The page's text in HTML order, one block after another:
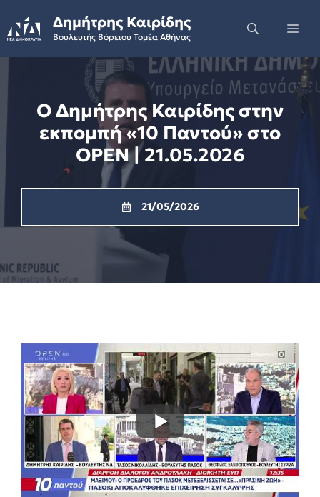
to
content
Δημήτρης Καιρίδης
Βουλευτής Βόρειου Τομέα Αθήνας
Ο Δημήτρης Καιρίδης στην
εκπομπή «10 Παντού» στο
OPEN | 21.05.2026
21/05/2026